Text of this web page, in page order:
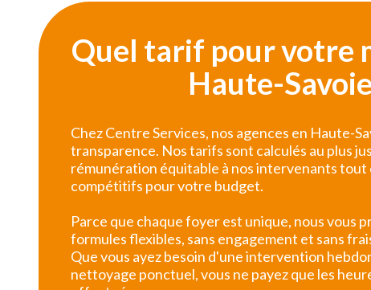
Quel tarif pour votre
Haute-
Chez Centre Services, nos agences en Haute-
transparence. Nos tarifs sont calculés au plus
rémunération équitable à nos intervenants tout
compétitifs pour votre budget.
Parce que chaque foyer est unique, nous vous
formules flexibles, sans engagement et sans
Que vous ayez besoin d'une intervention
nettoyage ponctuel, vous ne payez que les